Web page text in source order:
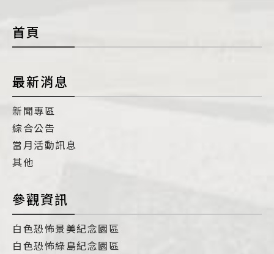
首頁
最新消息
新聞專區
綜合公告
當月活動訊息
其他
參觀資訊
白色恐怖景美紀念園區
白色恐怖綠島紀念園區